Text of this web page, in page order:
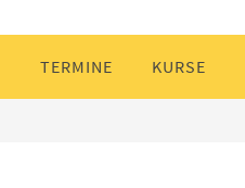
TERMINE KURSE